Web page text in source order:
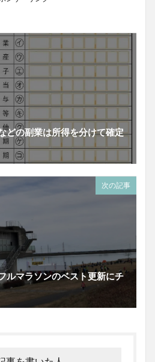
どの副業は所得を分けて確定
次の記事
ルマラソンのベスト更新にチ